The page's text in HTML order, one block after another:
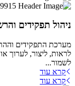
ניהול תפקידים
מערכת התפקידים
לשמור...
קרא עוד
קרא עוד